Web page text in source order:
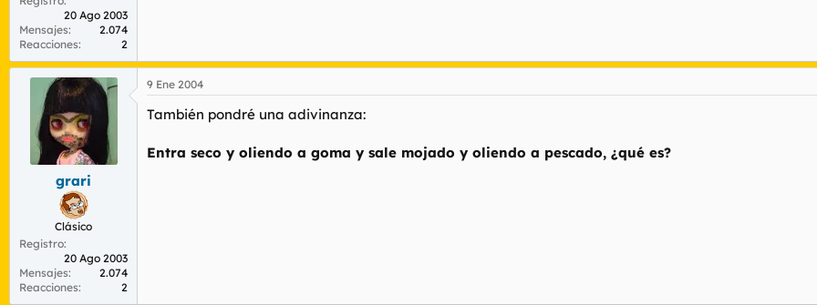
20 Ago 2003
Mensajes
2.074
Reacciones
2
grari
Clásico
Registro
20 Ago 2003
Mensajes
2.074
Reacciones
2
9 Ene 2004
También pondré una adivinanza:
Entra seco y oliendo a goma y sale mojado y oliendo a pescado, ¿qué es?